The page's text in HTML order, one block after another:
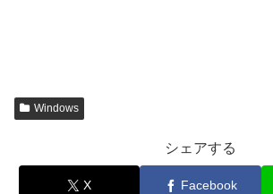
Windows
シェアする
X Facebook